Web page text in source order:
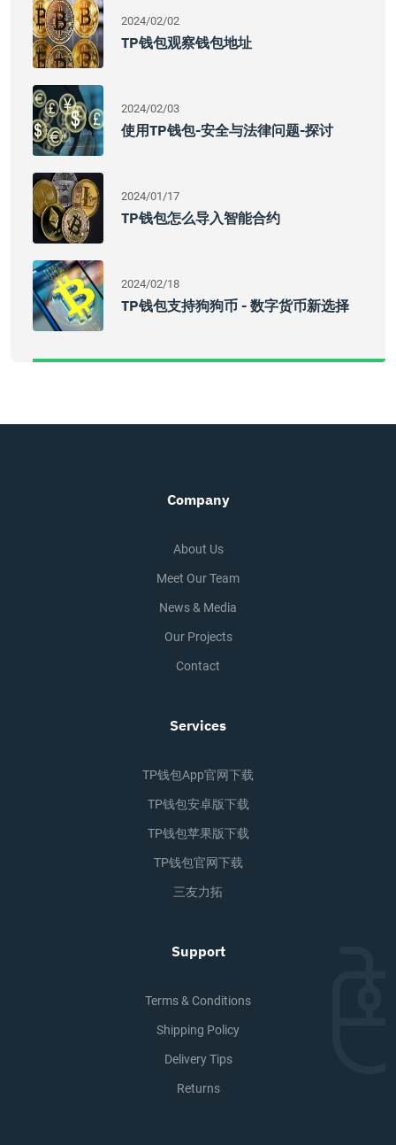
2024/02/02
TP钱包观察钱包地址
2024/02/03
使用TP钱包-安全与法律问题-探讨
2024/01/17
TP钱包怎么导入智能合约
2024/02/18
TP钱包支持狗狗币 - 数字货币新选择
Company
About Us
Meet Our Team
News & Media
Our Projects
Contact
Services
TP钱包app官网下载
TP钱包安卓版下载
TP钱包苹果版下载
TP钱包官网下载
三友力拓
Support
Terms & Conditions
Shipping Policy
Delivery Tips
Returns